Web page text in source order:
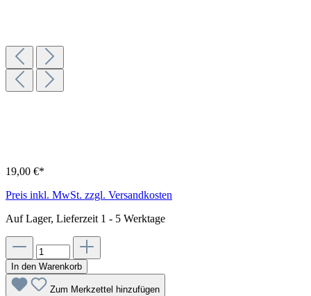
19,00 €*
Preis inkl. MwSt. zzgl. Versandkosten
Auf Lager, Lieferzeit 1 - 5 Werktage
In den Warenkorb
Zum Merkzettel hinzufügen